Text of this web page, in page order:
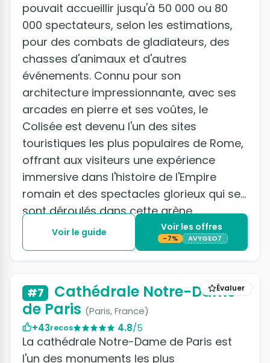
pouvait accueillir jusqu'à 50 000 ou 80
000 spectateurs, selon les estimations,
pour des combats de gladiateurs, des
chasses d'animaux et d'autres
événements. Connu pour son
architecture impressionnante, avec ses
arcades en pierre et ses voûtes, le
Colisée est devenu l'un des sites
touristiques les plus populaires de Rome,
offrant aux visiteurs une expérience
immersive dans l'histoire de l'Empire
romain et des spectacles glorieux qui se
sont déroulés dans cette arène
majestueuse.
Voir le guide Voir les offres
-7% AVYGEO7
Évaluer
#7
Cathédrale Notre-Dame
de Paris (Paris, France)
+43recos 4.8/5
La cathédrale Notre-Dame de Paris est
l'un des monuments les plus